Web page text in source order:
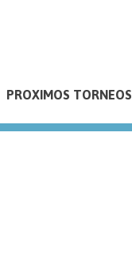
PROXIMOS TORNEOS